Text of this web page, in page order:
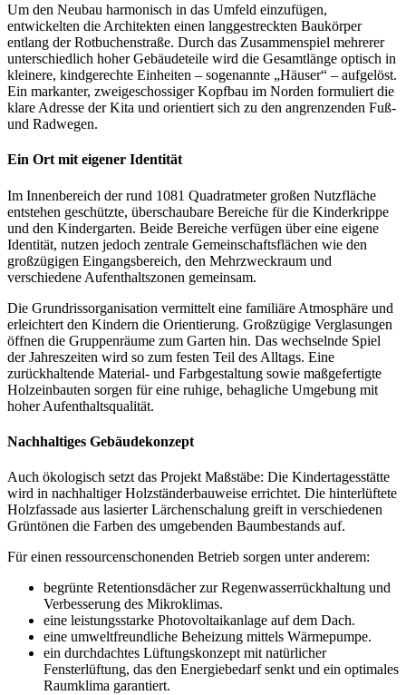
Um den Neubau harmonisch in das Umfeld einzufügen,
entwickelten die Architekten einen langgestreckten Baukörper
entlang der Rotbuchenstraße. Durch das Zusammenspiel mehrerer
unterschiedlich hoher Gebäudeteile wird die Gesamtlänge optisch in
kleinere, kindgerechte Einheiten – sogenannte „Häuser“ – aufgelöst.
Ein markanter, zweigeschossiger Kopfbau im Norden formuliert die
klare Adresse der Kita und orientiert sich zu den angrenzenden Fuß-
und Radwegen.
Ein Ort mit eigener Identität
Im Innenbereich der rund 1081 Quadratmeter großen Nutzfläche
entstehen geschützte, überschaubare Bereiche für die Kinderkrippe
und den Kindergarten. Beide Bereiche verfügen über eine eigene
Identität, nutzen jedoch zentrale Gemeinschaftsflächen wie den
großzügigen Eingangsbereich, den Mehrzweckraum und
verschiedene Aufenthaltszonen gemeinsam.
Die Grundrissorganisation vermittelt eine familiäre Atmosphäre und
erleichtert den Kindern die Orientierung. Großzügige Verglasungen
öffnen die Gruppenräume zum Garten hin. Das wechselnde Spiel
der Jahreszeiten wird so zum festen Teil des Alltags. Eine
zurückhaltende Material- und Farbgestaltung sowie maßgefertigte
Holzeinbauten sorgen für eine ruhige, behagliche Umgebung mit
hoher Aufenthaltsqualität.
Nachhaltiges Gebäudekonzept
Auch ökologisch setzt das Projekt Maßstäbe: Die Kindertagesstätte
wird in nachhaltiger Holzständerbauweise errichtet. Die hinterlüftete
Holzfassade aus lasierter Lärchenschalung greift in verschiedenen
Grüntönen die Farben des umgebenden Baumbestands auf.
Für einen ressourcenschonenden Betrieb sorgen unter anderem:
begrünte Retentionsdächer zur Regenwasserrückhaltung und
Verbesserung des Mikroklimas.
eine leistungsstarke Photovoltaikanlage auf dem Dach.
eine umweltfreundliche Beheizung mittels Wärmepumpe.
ein durchdachtes Lüftungskonzept mit natürlicher
Fensterlüftung, das den Energiebedarf senkt und ein optimales
Raumklima garantiert.